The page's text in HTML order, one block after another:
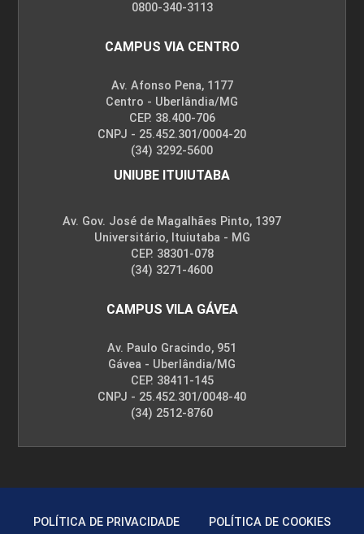
0800-340-3113
CAMPUS VIA CENTRO
Av. Afonso Pena, 1177
Centro - Uberlândia/MG
CEP. 38.400-706
CNPJ - 25.452.301/0004-20
(34) 3292-5600
UNIUBE ITUIUTABA
Av. Gov. José de Magalhães Pinto, 1397
Universitário, Ituiutaba - MG
CEP. 38301-078
(34) 3271-4600
CAMPUS VILA GÁVEA
Av. Paulo Gracindo, 951
Gávea - Uberlândia/MG
CEP. 38411-145
CNPJ - 25.452.301/0048-40
(34) 2512-8760
POLÍTICA DE PRIVACIDADE POLÍTICA DE COOKIES